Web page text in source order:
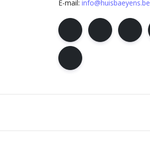
E-mail: info@huisbaeyens.be